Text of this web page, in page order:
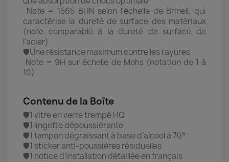
Note = 1565 BHN selon l’échelle de Brinell, qui
caractérise la dureté de surface des matériaux
(note comparable à la dureté de surface de
l'acier)
🛡️Une résistance maximum contre les rayures
Note = 9H sur échelle de Mohs (notation de 1 à
10)
Contenu de la Boîte
🛡️1 vitre en verre trempé HQ
🛡️1 lingette dépoussiérante
🛡️1 tampon dégraissant à base d’alcool à 70°
🛡️1 sticker anti-poussières résiduelles
🛡️1 notice d’installation détaillée en français